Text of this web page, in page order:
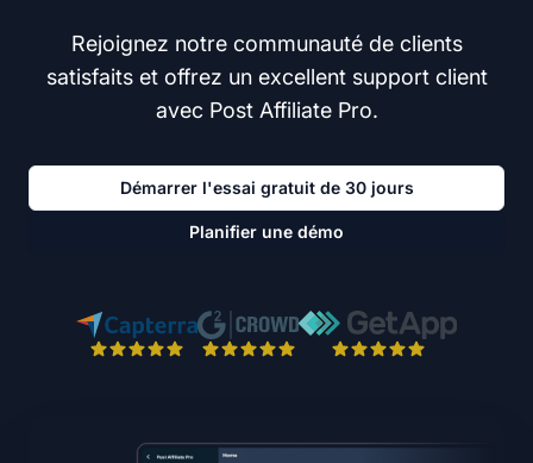
Rejoignez notre communauté de clients
satisfaits et offrez un excellent support client
avec Post Affiliate Pro.
Démarrer l'essai gratuit de 30 jours
Planifier une démo